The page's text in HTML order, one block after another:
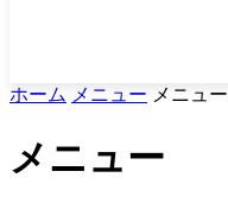
ホーム メニュー メニュー
メニュー